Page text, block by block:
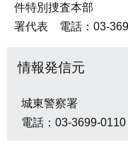
件特別捜査本部
署代表 電話：03-
情報発信元
城東警察署
電話：03-3699-0110